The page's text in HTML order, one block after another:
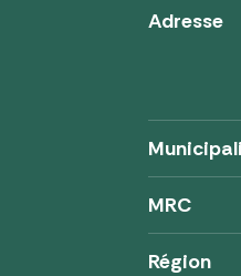
Adresse
MRC
Région